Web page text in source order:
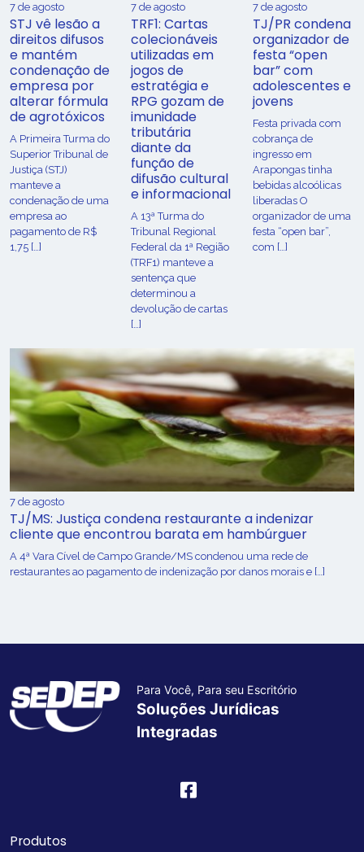
7 de agosto
STJ vê lesão a
direitos difusos
e mantém
condenação de
empresa por
alterar fórmula
de agrotóxicos
​A Primeira Turma do
Superior Tribunal de
Justiça (STJ)
manteve a
condenação de uma
empresa ao
pagamento de R$
1,75 […]
7 de agosto
TRF1: Cartas
colecionáveis
utilizadas em
jogos de
estratégia e
RPG gozam de
imunidade
tributária
diante da
função de
difusão cultural
e informacional
A 13ª Turma do
Tribunal Regional
Federal da 1ª Região
(TRF1) manteve a
sentença que
determinou a
devolução de cartas
[…]
7 de agosto
TJ/PR condena
organizador de
festa “open
bar” com
adolescentes e
jovens
Festa privada com
cobrança de
ingresso em
Arapongas tinha
bebidas alcoólicas
liberadas O
organizador de uma
festa “open bar”,
com […]
7 de agosto
TJ/MS: Justiça condena restaurante a indenizar
cliente que encontrou barata em hambúrguer
A 4ª Vara Cível de Campo Grande/MS condenou uma rede de
restaurantes ao pagamento de indenização por danos morais e […]
Para Você, Para seu Escritório
Soluções Jurídicas
Integradas
Produtos